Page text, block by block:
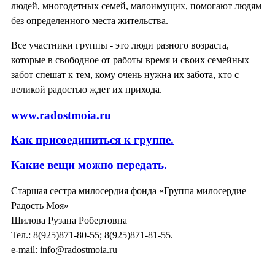
людей, многодетных семей, малоимущих, помогают людям
без определенного места жительства.
Все участники группы - это люди разного возраста,
которые в свободное от работы время и своих семейных
забот спешат к тем, кому очень нужна их забота, кто с
великой радостью ждет их прихода.
www.radostmoia.ru
Как присоединиться к группе.
Какие вещи можно передать.
Старшая сестра милосердия фонда «Группа милосердие —
Радость Моя»
Шилова Рузана Робертовна
Тел.: 8(925)871-80-55; 8(925)871-81-55.
e-mail: info@radostmoia.ru